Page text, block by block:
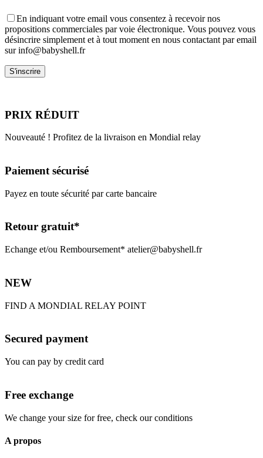
En indiquant votre email vous consentez à recevoir nos
propositions commerciales par voie électronique. Vous pouvez vous
désincrire simplement et à tout moment en nous contactant par email
sur info@babyshell.fr
PRIX RÉDUIT
Nouveauté ! Profitez de la livraison en Mondial relay
Paiement sécurisé
Payez en toute sécurité par carte bancaire
Retour gratuit*
Echange et/ou Remboursement* atelier@babyshell.fr
NEW
FIND A MONDIAL RELAY POINT
Secured payment
You can pay by credit card
Free exchange
We change your size for free, check our conditions
A propos